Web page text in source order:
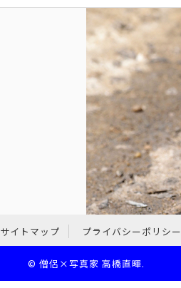
サイトマップ プライバシーポリシー
© 僧侶×写真家 高橋直暉.